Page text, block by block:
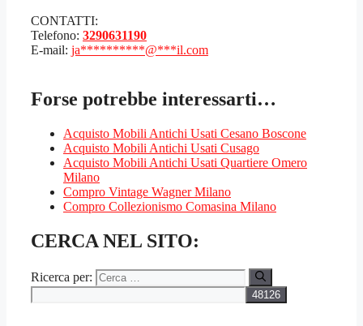
CONTATTI:
Telefono: 3290631190
E-mail: ja**********@***il.com
Forse potrebbe interessarti…
Acquisto Mobili Antichi Usati Cesano Boscone
Acquisto Mobili Antichi Usati Cusago
Acquisto Mobili Antichi Usati Quartiere Omero
Milano
Compro Vintage Wagner Milano
Compro Collezionismo Comasina Milano
CERCA NEL SITO:
Ricerca per: